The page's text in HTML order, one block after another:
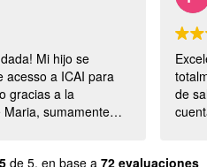
Mi hijo se
acesso a ICAI para
gracias a la
sumamente
de
5de 5, en base a 72 evaluaciones